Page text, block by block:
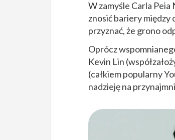
W zamyśle Carla
znosić bariery między
przyznać, że grono
Oprócz
Kevin Lin
(całkiem popularny
nadzieję na